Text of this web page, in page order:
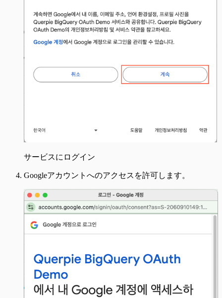
サービスにログイン
Googleアカウントへのアクセスを許可します。